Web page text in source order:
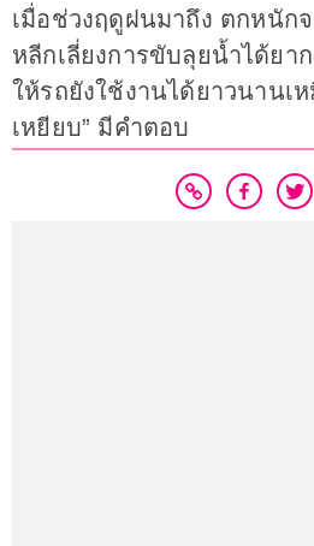
เมื่อช่วงฤดูฝนมาถึง ตกหนัก
หลีกเลี่ยงการขับลุยน้ำได้ยา
ให้รถยังใช้งานได้ยาวนานเ
เหยียบ” มีคำตอบ